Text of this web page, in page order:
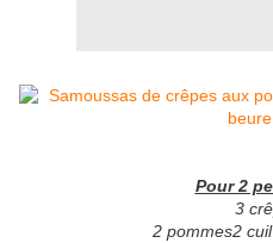
Pour 2
3
2 pommes2